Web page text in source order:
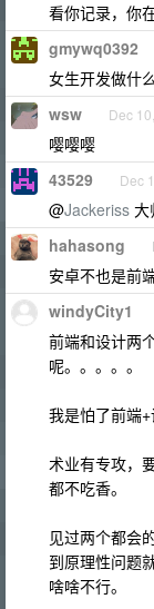
看你记录，你
gmywq0392
女生开发做什
wsw Dec
嘤嘤嘤
43529 Dec
@Jackeriss 大
hahasong
安卓不也是前
windyCity1
前端和设计两
呢。。。。。
我是怕了前端+
术业有专攻，
都不吃香。
见过两个都会
到原理性问题
啥啥不行。